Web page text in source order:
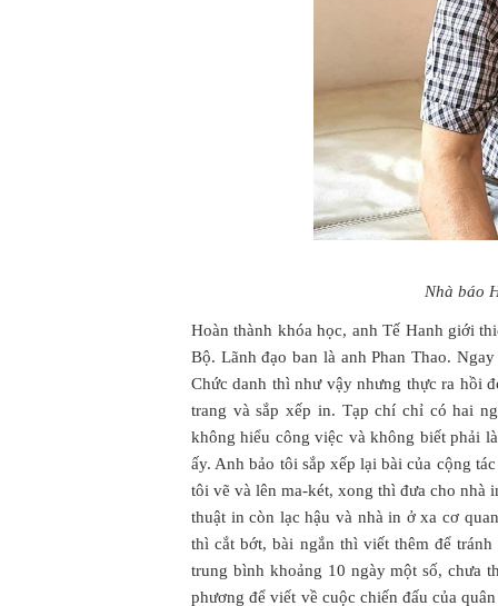
Nhà báo
Hoàn thành khóa học, anh Tế Hanh giới
Bộ. Lãnh đạo ban là anh Phan Thao.
Chức danh thì như vậy nhưng thực ra hồi
trang và sắp xếp in. Tạp chí chỉ có hai
không hiểu công việc và không biết phải
ấy. Anh bảo tôi sắp xếp lại bài của cộng
tôi vẽ và lên ma-két, xong thì đưa cho nhà
thuật in còn lạc hậu và nhà in ở xa cơ
thì cắt bớt, bài ngắn thì viết thêm để
trung bình khoảng 10 ngày một số, chưa
phương để viết về cuộc chiến đấu của